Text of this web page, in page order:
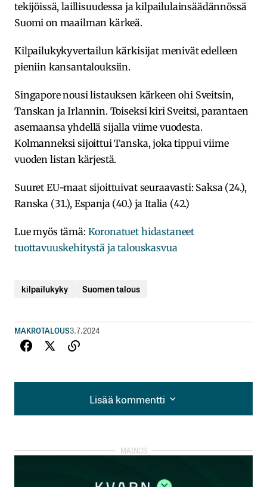
tekijöissä, laillisuudessa ja kilpailulainsäädännössä
Suomi on maailman kärkeä.
Kilpailukykyvertailun kärkisijat menivät edelleen
pieniin kansantalouksiin.
Singapore nousi listauksen kärkeen ohi Sveitsin,
Tanskan ja Irlannin. Toiseksi kiri Sveitsi, parantaen
asemaansa yhdellä sijalla viime vuodesta.
Kolmanneksi sijoittui Tanska, joka tippui viime
vuoden listan kärjestä.
Suuret EU-maat sijoittuivat seuraavasti: Saksa (24.),
Ranska (31.), Espanja (40.) ja Italia (42.)
Lue myös tämä: Koronatuet hidastaneet
tuottavuuskehitystä ja talouskasvua
kilpailukyky Suomen talous
MAKROTALOUS3.7.2024
Lisää kommentti
Lisää kommentti
kirjautua
rekisteröityä